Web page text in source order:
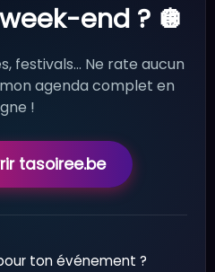
end ? 🪩
festivals... Ne rate aucun
agenda complet en
!
tasoiree.be
ton événement ?